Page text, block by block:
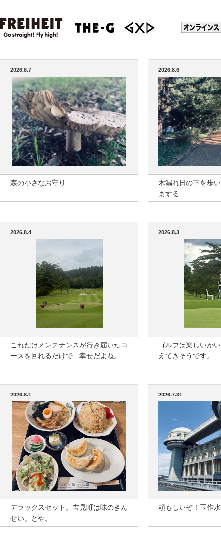
2026.8.7
森の小さなお守り
2026.8.6
木漏れ日の下を歩
まする
2026.8.4
これだけメンテナンスが行き届いたコ
ースを回れるだけで、幸せだよね。
2026.8.3
ゴルフは楽しいか
えてきそうです。
2026.8.1
デラックスセット。吉見町は味のきん
せい。どや。
2026.7.31
頼もしいぞ！玉作